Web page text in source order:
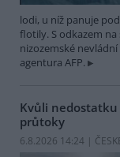
lodi, u níž panuje
flotily. S odkazem na
nizozemské
agentura AFP.
Kvůli
průtoky
6.8.2026 14:24 |